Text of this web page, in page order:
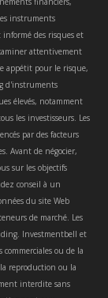
instruments
des risques et
attentivement
appétit pour le risque,
d'instruments
élevés, notamment
les investisseurs. Les
par des facteurs
Avant de négocier,
sur les objectifs
conseil à un
du site Web
de marché. Les
Investmentbell et
commerciales ou de la
reproduction ou la
interdite sans